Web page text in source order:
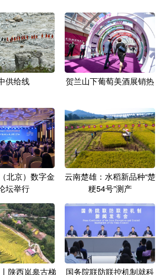
供给线 贺兰山下葡萄美酒展销热
北京）数字金
坛举行
云南楚雄：水稻新品种“楚
粳54号”测产
陕西岚皋古梯 国务院联防联控机制就科